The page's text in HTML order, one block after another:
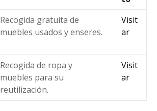
Recogida gratuita de
muebles usados y enseres.
Visit
ar
Recogida de ropa y
muebles para su
reutilización.
Visit
ar